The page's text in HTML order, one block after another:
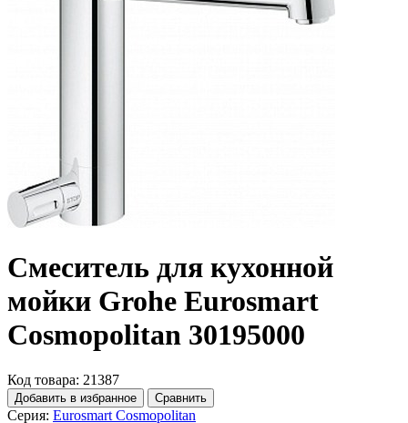
Смеситель для кухонной
мойки Grohe Eurosmart
Cosmopolitan 30195000
Код товара: 21387
Добавить в избранное Сравнить
Серия: Eurosmart Cosmopolitan